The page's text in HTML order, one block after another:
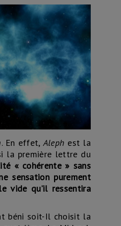
. En effet,Aleph est la
la première lettre du
« cohérente » sans
sensation purement
vide qu’il ressentira
béni soit-Il choisit la